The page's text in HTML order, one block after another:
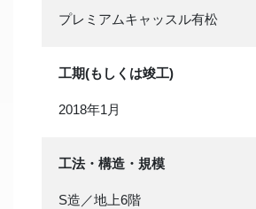
プレミアムキャッスル有松
工期(もしくは竣工)
2018年1月
工法・構造・規模
S造／地上6階